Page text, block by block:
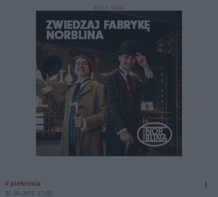
REKLAMA
# pieknisia
01.09.2017 17:02